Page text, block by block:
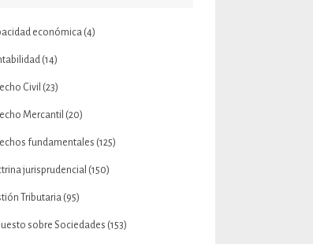
económica(4)
(14)
Civil (23)
Mercantil (20)
fundamentales (125)
jurisprudencial (150)
Tributaria(95)
sobre Sociedades (153)